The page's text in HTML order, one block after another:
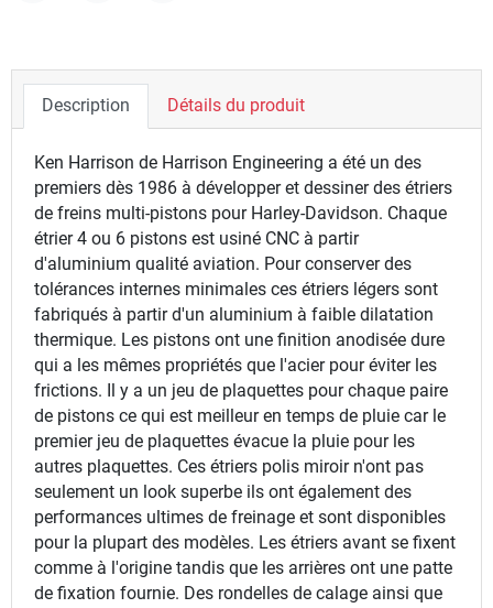
Description Détails du produit
Ken Harrison de Harrison Engineering a été un des
premiers dès 1986 à développer et dessiner des étriers
de freins multi-pistons pour Harley-Davidson. Chaque
étrier 4 ou 6 pistons est usiné CNC à partir
d'aluminium qualité aviation. Pour conserver des
tolérances internes minimales ces étriers légers sont
fabriqués à partir d'un aluminium à faible dilatation
thermique. Les pistons ont une finition anodisée dure
qui a les mêmes propriétés que l'acier pour éviter les
frictions. Il y a un jeu de plaquettes pour chaque paire
de pistons ce qui est meilleur en temps de pluie car le
premier jeu de plaquettes évacue la pluie pour les
autres plaquettes. Ces étriers polis miroir n'ont pas
seulement un look superbe ils ont également des
performances ultimes de freinage et sont disponibles
pour la plupart des modèles. Les étriers avant se fixent
comme à l'origine tandis que les arrières ont une patte
de fixation fournie. Des rondelles de calage ainsi que